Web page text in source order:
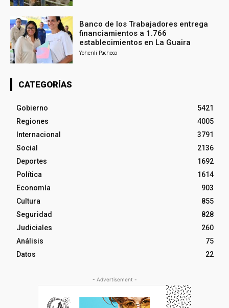
Banco de los Trabajadores entrega
financiamientos a 1.766
establecimientos en La Guaira
Yohenli Pacheco
CATEGORÍAS
Gobierno
5421
Regiones
4005
Internacional
3791
Social
2136
Deportes
1692
Política
1614
Economía
903
Cultura
855
Seguridad
828
Judiciales
260
Análisis
75
Datos
22
- Advertisement -